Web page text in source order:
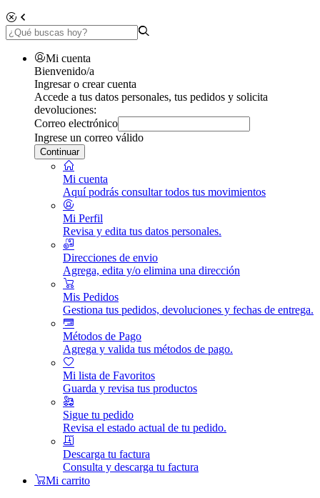
Mi cuenta
Bienvenido/a
Ingresar o crear cuenta
Accede a tus datos personales, tus pedidos y solicita
devoluciones:
Correo electrónico
Ingrese un correo válido
Continuar
Mi cuenta
Aquí podrás consultar todos tus movimientos
Mi Perfil
Revisa y edita tus datos personales.
Direcciones de envio
Agrega, edita y/o elimina una dirección
Mis Pedidos
Gestiona tus pedidos, devoluciones y fechas de entrega.
Métodos de Pago
Agrega y valida tus métodos de pago.
Mi lista de Favoritos
Guarda y revisa tus productos
Sigue tu pedido
Revisa el estado actual de tu pedido.
Descarga tu factura
Consulta y descarga tu factura
Mi carrito